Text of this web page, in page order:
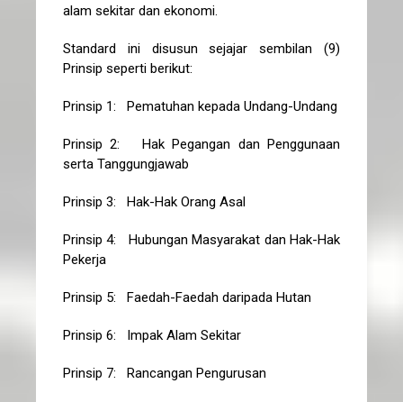
alam sekitar dan ekonomi.
Standard ini disusun sejajar sembilan (9)
Prinsip seperti berikut:
Prinsip 1: Pematuhan kepada Undang-Undang
Prinsip 2: Hak Pegangan dan Penggunaan
serta Tanggungjawab
Prinsip 3: Hak-Hak Orang Asal
Prinsip 4: Hubungan Masyarakat dan Hak-Hak
Pekerja
Prinsip 5: Faedah-Faedah daripada Hutan
Prinsip 6: Impak Alam Sekitar
Prinsip 7: Rancangan Pengurusan